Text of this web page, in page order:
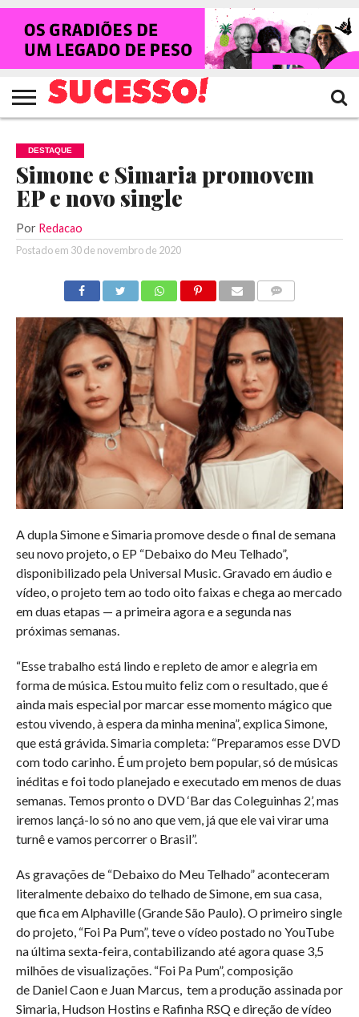
HOME
NOTÍCIAS
SHOWS
ENTREVISTAS
CLIQUES
RANKING
CROWLEY
TV
SUCESSO!
REVISTA
SUCESSO!
DESTAQUE
Simone e Simaria promovem
EP e novo single
Por Redacao
Postado em 30 de novembro de 2020
A dupla Simone e Simaria promove desde o final de semana
seu novo projeto, o EP “Debaixo do Meu Telhado”,
disponibilizado pela Universal Music. Gravado em áudio e
vídeo, o projeto tem ao todo oito faixas e chega ao mercado
em duas etapas — a primeira agora e a segunda nas
próximas semanas.
“Esse trabalho está lindo e repleto de amor e alegria em
forma de música. Estou muito feliz com o resultado, que é
ainda mais especial por marcar esse momento mágico que
estou vivendo, à espera da minha menina”, explica Simone,
que está grávida. Simaria completa: “Preparamos esse DVD
com todo carinho. É um projeto bem popular, só de músicas
inéditas e foi todo planejado e executado em menos de duas
semanas. Temos pronto o DVD ‘Bar das Coleguinhas 2’, mas
iremos lançá-lo só no ano que vem, já que ele vai virar uma
turnê e vamos percorrer o Brasil”.
As gravações de “Debaixo do Meu Telhado” aconteceram
literalmente debaixo do telhado de Simone, em sua casa,
que fica em Alphaville (Grande São Paulo). O primeiro single
do projeto, “Foi Pa Pum”, teve o vídeo postado no YouTube
na última sexta-feira, contabilizando até agora quase 3,5
milhões de visualizações. “Foi Pa Pum”, composição
de Daniel Caon e Juan Marcus, tem a produção assinada por
Simaria, Hudson Hostins e Rafinha RSQ e direção de vídeo